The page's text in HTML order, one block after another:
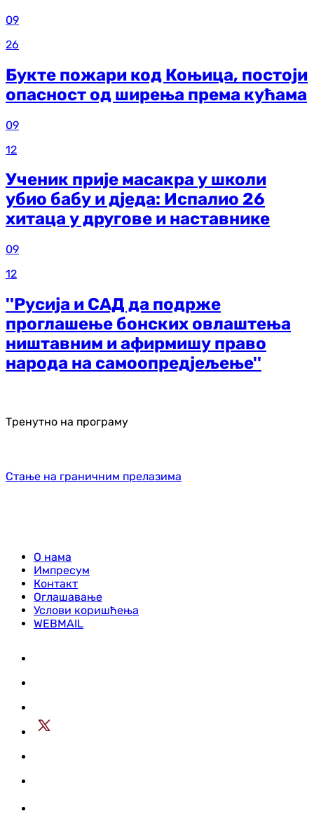
09
26
Букте пожари код Коњица, постоји
опасност од ширења према кућама
09
12
Ученик прије масакра у школи
убио бабу и дједа: Испалио 26
хитаца у другове и наставнике
09
12
''Русија и САД да подрже
проглашење бонских овлаштења
ништавним и афирмишу право
народа на самоопредјељење''
Тренутно на програму
Стање на граничним прелазима
О нама
Импресум
Контакт
Оглашавање
Услови коришћења
WEBMAIL